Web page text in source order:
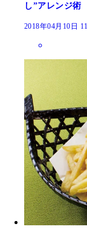
し”アレンジ術
2018年04月10日